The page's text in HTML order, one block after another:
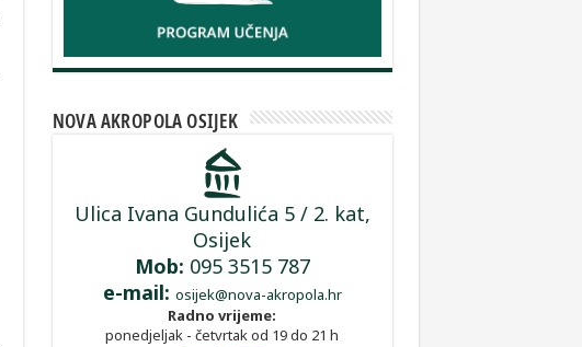
NOVA AKROPOLA OSIJEK
Ulica Ivana Gundulića 5 / 2. kat,
Osijek
Mob: 095 3515 787
e-mail: osijek@nova-akropola.hr
Radno vrijeme:
ponedjeljak - četvrtak od 19 do 21 h